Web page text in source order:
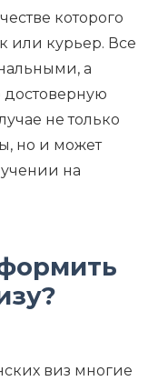
которого
или курьер. Все
а
достоверную
не только
но и может
на
виз многие